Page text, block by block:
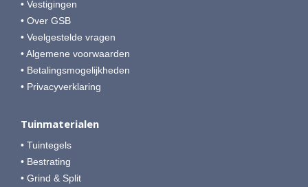
• Vestigingen
• Over GSB
• Veelgestelde vragen
• Algemene voorwaarden
• Betalingsmogelijkheden
• Privacyverklaring
Tuinmaterialen
• Tuintegels
• Bestrating
• Grind & Split